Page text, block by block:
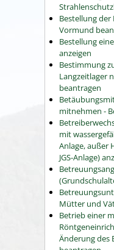
Bestellung
Vormund
Bestellung
anzeigen
Bestimmung
Langzeitlager
beantragen
mitnehmen -
mit
Anlage, außer
JGS-Anlage)
Mütter und
Betrieb einer
Änderung des